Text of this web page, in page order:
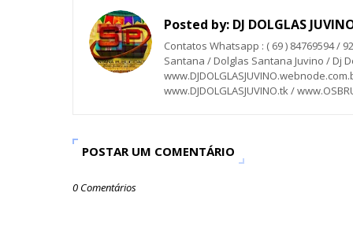
Posted by: DJ DOLGLAS
Contatos Whatsapp : ( 69 ) 84769594 /
Santana / Dolglas Santana Juvino / Dj
www.DJDOLGLASJUVINO.tk /
POSTAR UM COMENTÁRIO
0 Comentários